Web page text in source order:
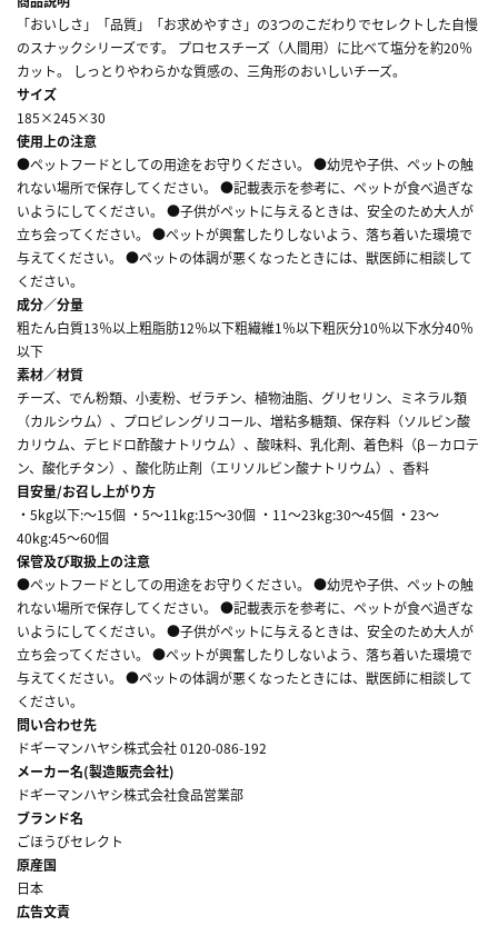
「おいしさ」「品質」「お求めやすさ」の3つのこだわりでセレクトした自慢
のスナックシリーズです。 プロセスチーズ（人間用）に比べて塩分を約20％
カット。 しっとりやわらかな質感の、三角形のおいしいチーズ。
サイズ
185×245×30
使用上の注意
●ペットフードとしての用途をお守りください。 ●幼児や子供、ペットの触
れない場所で保存してください。 ●記載表示を参考に、ペットが食べ過ぎな
いようにしてください。 ●子供がペットに与えるときは、安全のため大人が
立ち会ってください。 ●ペットが興奮したりしないよう、落ち着いた環境で
与えてください。 ●ペットの体調が悪くなったときには、獣医師に相談して
ください。
成分／分量
粗たん白質13％以上粗脂肪12％以下粗繊維1％以下粗灰分10％以下水分40％
以下
素材／材質
チーズ、でん粉類、小麦粉、ゼラチン、植物油脂、グリセリン、ミネラル類
（カルシウム）、プロピレングリコール、増粘多糖類、保存料（ソルビン酸
カリウム、デヒドロ酢酸ナトリウム）、酸味料、乳化剤、着色料（β－カロテ
ン、酸化チタン）、酸化防止剤（エリソルビン酸ナトリウム）、香料
目安量/お召し上がり方
・5kg以下:～15個 ・5～11kg:15～30個 ・11～23kg:30～45個 ・23～
40kg:45～60個
保管及び取扱上の注意
●ペットフードとしての用途をお守りください。 ●幼児や子供、ペットの触
れない場所で保存してください。 ●記載表示を参考に、ペットが食べ過ぎな
いようにしてください。 ●子供がペットに与えるときは、安全のため大人が
立ち会ってください。 ●ペットが興奮したりしないよう、落ち着いた環境で
与えてください。 ●ペットの体調が悪くなったときには、獣医師に相談して
ください。
問い合わせ先
ドギーマンハヤシ株式会社 0120-086-192
メーカー名(製造販売会社)
ドギーマンハヤシ株式会社食品営業部
ブランド名
ごほうびセレクト
原産国
日本
広告文責